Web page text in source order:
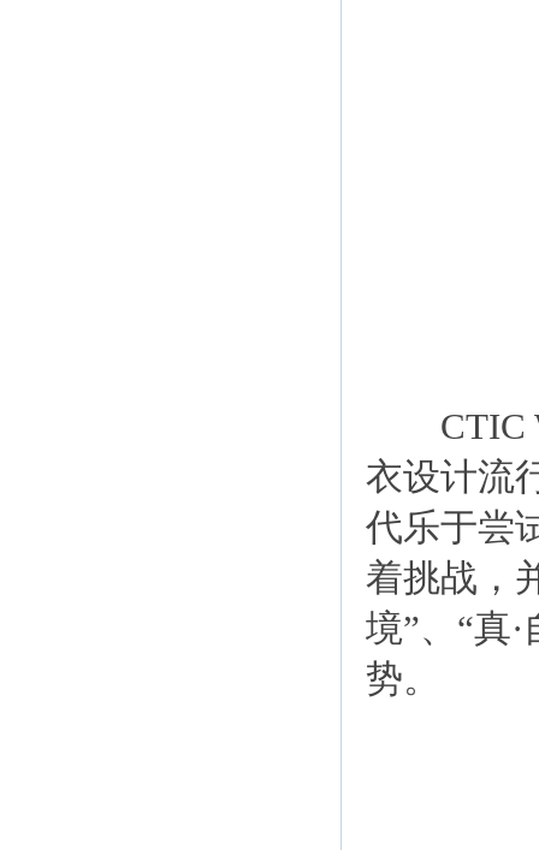
CTIC
衣设计流
代乐于尝
着挑战，
境”、“真
势。